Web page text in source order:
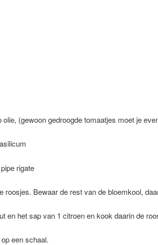
(gewoon gedroogde tomaatjes moet je
rigate
roosjes. Bewaar de rest van de bloemkool,
en het sap van 1 citroen en kook daarin de
een schaal.